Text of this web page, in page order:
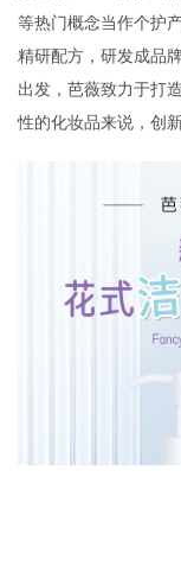
等热门概念当作个护
精研配方，研发成品
出发，芭薇致力于打
性的化妆品来说，创